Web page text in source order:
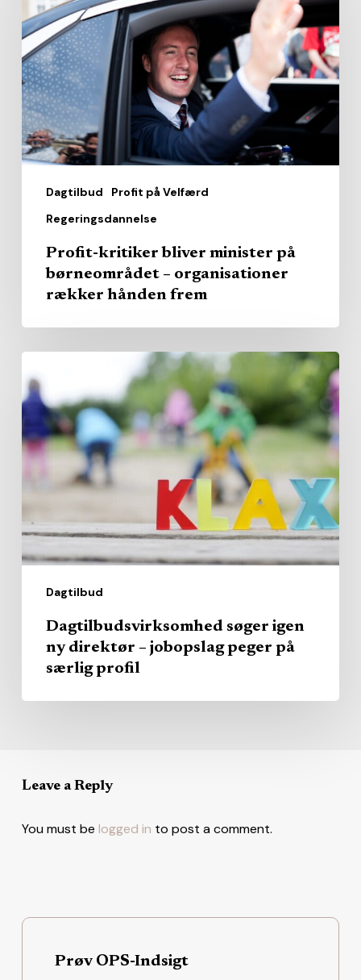
Dagtilbud
Profit på Velfærd
Regeringsdannelse
bliver
minister
på
børneområdet
–
organisationer
rækker
frem
Profit-kritiker bliver minister på
børneområdet – organisationer
rækker hånden frem
Dagtilbud
Dagtilbudsvirksomhed
søger
igen
ny
direktør
–
jobopslag
peger
på
profil
Dagtilbudsvirksomhed søger igen
ny direktør – jobopslag peger på
særlig profil
Leave a Reply
You must be logged in to post a comment.
Prøv OPS-Indsigt